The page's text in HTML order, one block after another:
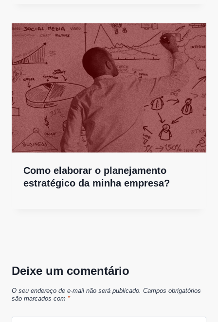
Como elaborar o planejamento
estratégico da minha empresa?
Deixe um comentário
O seu endereço de e-mail não será publicado. Campos obrigatórios
são marcados com *